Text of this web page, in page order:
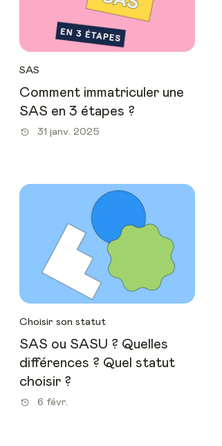
SAS
Comment immatriculer une
SAS en 3 étapes ?
31 janv. 2025
Choisir son statut
SAS ou SASU ? Quelles
différences ? Quel statut
choisir ?
6 févr.